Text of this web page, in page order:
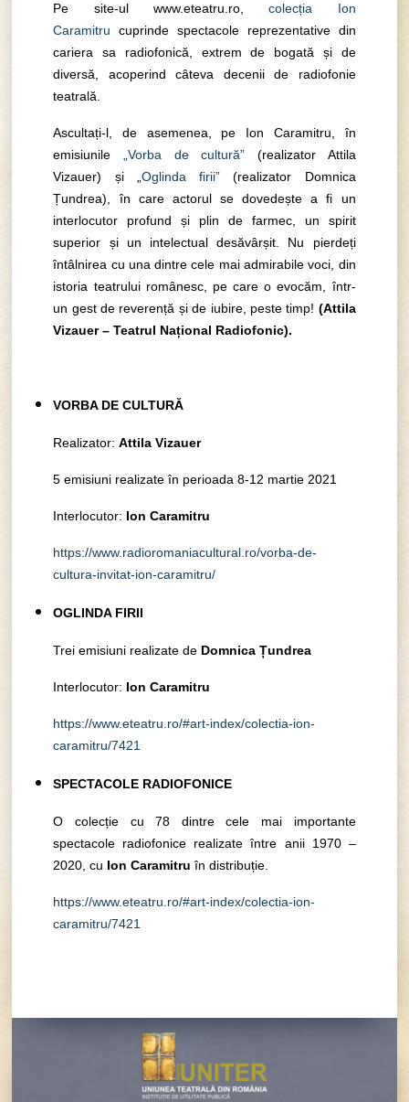
Pe site-ul www.eteatru.ro,colecția Ion
Caramitrucuprinde spectacole reprezentative din
cariera sa radiofonică, extrem de bogată și de
diversă, acoperind câteva decenii de radiofonie
teatrală.
Ascultați-l, de asemenea, pe Ion Caramitru, în
emisiunile„Vorba de cultură” (realizator Attila
Vizauer) și „Oglinda firii” (realizator Domnica
Țundrea), în care actorul se dovedește a fi un
interlocutor profund și plin de farmec, un spirit
superior și un intelectual desăvârșit. Nu pierdeți
întâlnirea cu una dintre cele mai admirabile voci, din
istoria teatrului românesc, pe care o evocăm, într-
un gest de reverență și de iubire, peste timp! (Attila
Vizauer – Teatrul Național Radiofonic).
VORBA DE CULTURĂ
Realizator:Attila Vizauer
5 emisiuni realizate în perioada 8-12 martie 2021
Interlocutor: Ion Caramitru
https://www.radioromaniacultural.ro/vorba-de-
cultura-invitat-ion-caramitru/
OGLINDA FIRII
Trei emisiuni realizate de Domnica Țundrea
Interlocutor: Ion Caramitru
https://www.eteatru.ro/#art-index/colectia-ion-
caramitru/7421
SPECTACOLE RADIOFONICE
O colecție cu 78 dintre cele mai importante
spectacole radiofonice realizate între anii 1970 –
2020, cu Ion Caramitru în distribuție.
https://www.eteatru.ro/#art-index/colectia-ion-
caramitru/7421